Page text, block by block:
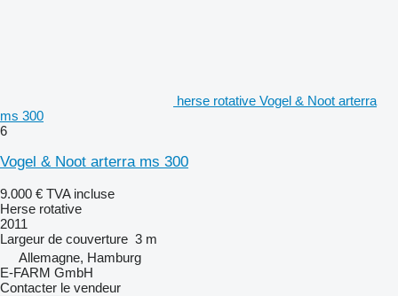
herse rotative Vogel & Noot arterra
ms 300
6
Vogel & Noot arterra ms 300
9.000 € TVA incluse
Herse rotative
2011
Largeur de couverture 3 m
Allemagne, Hamburg
E-FARM GmbH
Contacter le vendeur